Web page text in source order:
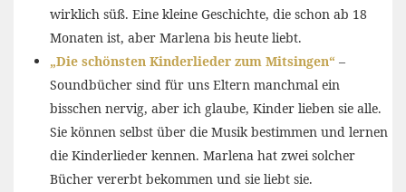
wirklich süß. Eine kleine Geschichte, die schon ab 18
Monaten ist, aber Marlena bis heute liebt.
„Die schönsten Kinderlieder zum Mitsingen“ –
Soundbücher sind für uns Eltern manchmal ein
bisschen nervig, aber ich glaube, Kinder lieben sie alle.
Sie können selbst über die Musik bestimmen und lernen
die Kinderlieder kennen. Marlena hat zwei solcher
Bücher vererbt bekommen und sie liebt sie.